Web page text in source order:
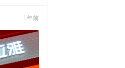
1年前